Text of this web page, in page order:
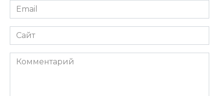
Email
*
Сайт
Комментарий